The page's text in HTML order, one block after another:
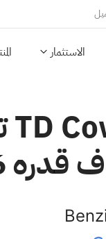
الاستثمار
دولارًا.